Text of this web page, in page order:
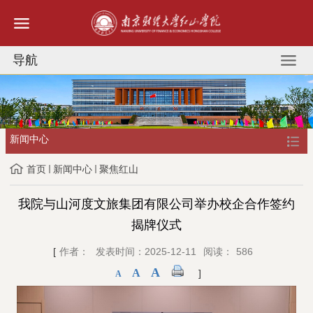
导航
新闻中心
首页 新闻中心 聚焦红山
我院与山河度文旅集团有限公司举办校企合作签约
揭牌仪式
[ 作者： 发表时间：2025-12-11 阅读： 586
A A A ]